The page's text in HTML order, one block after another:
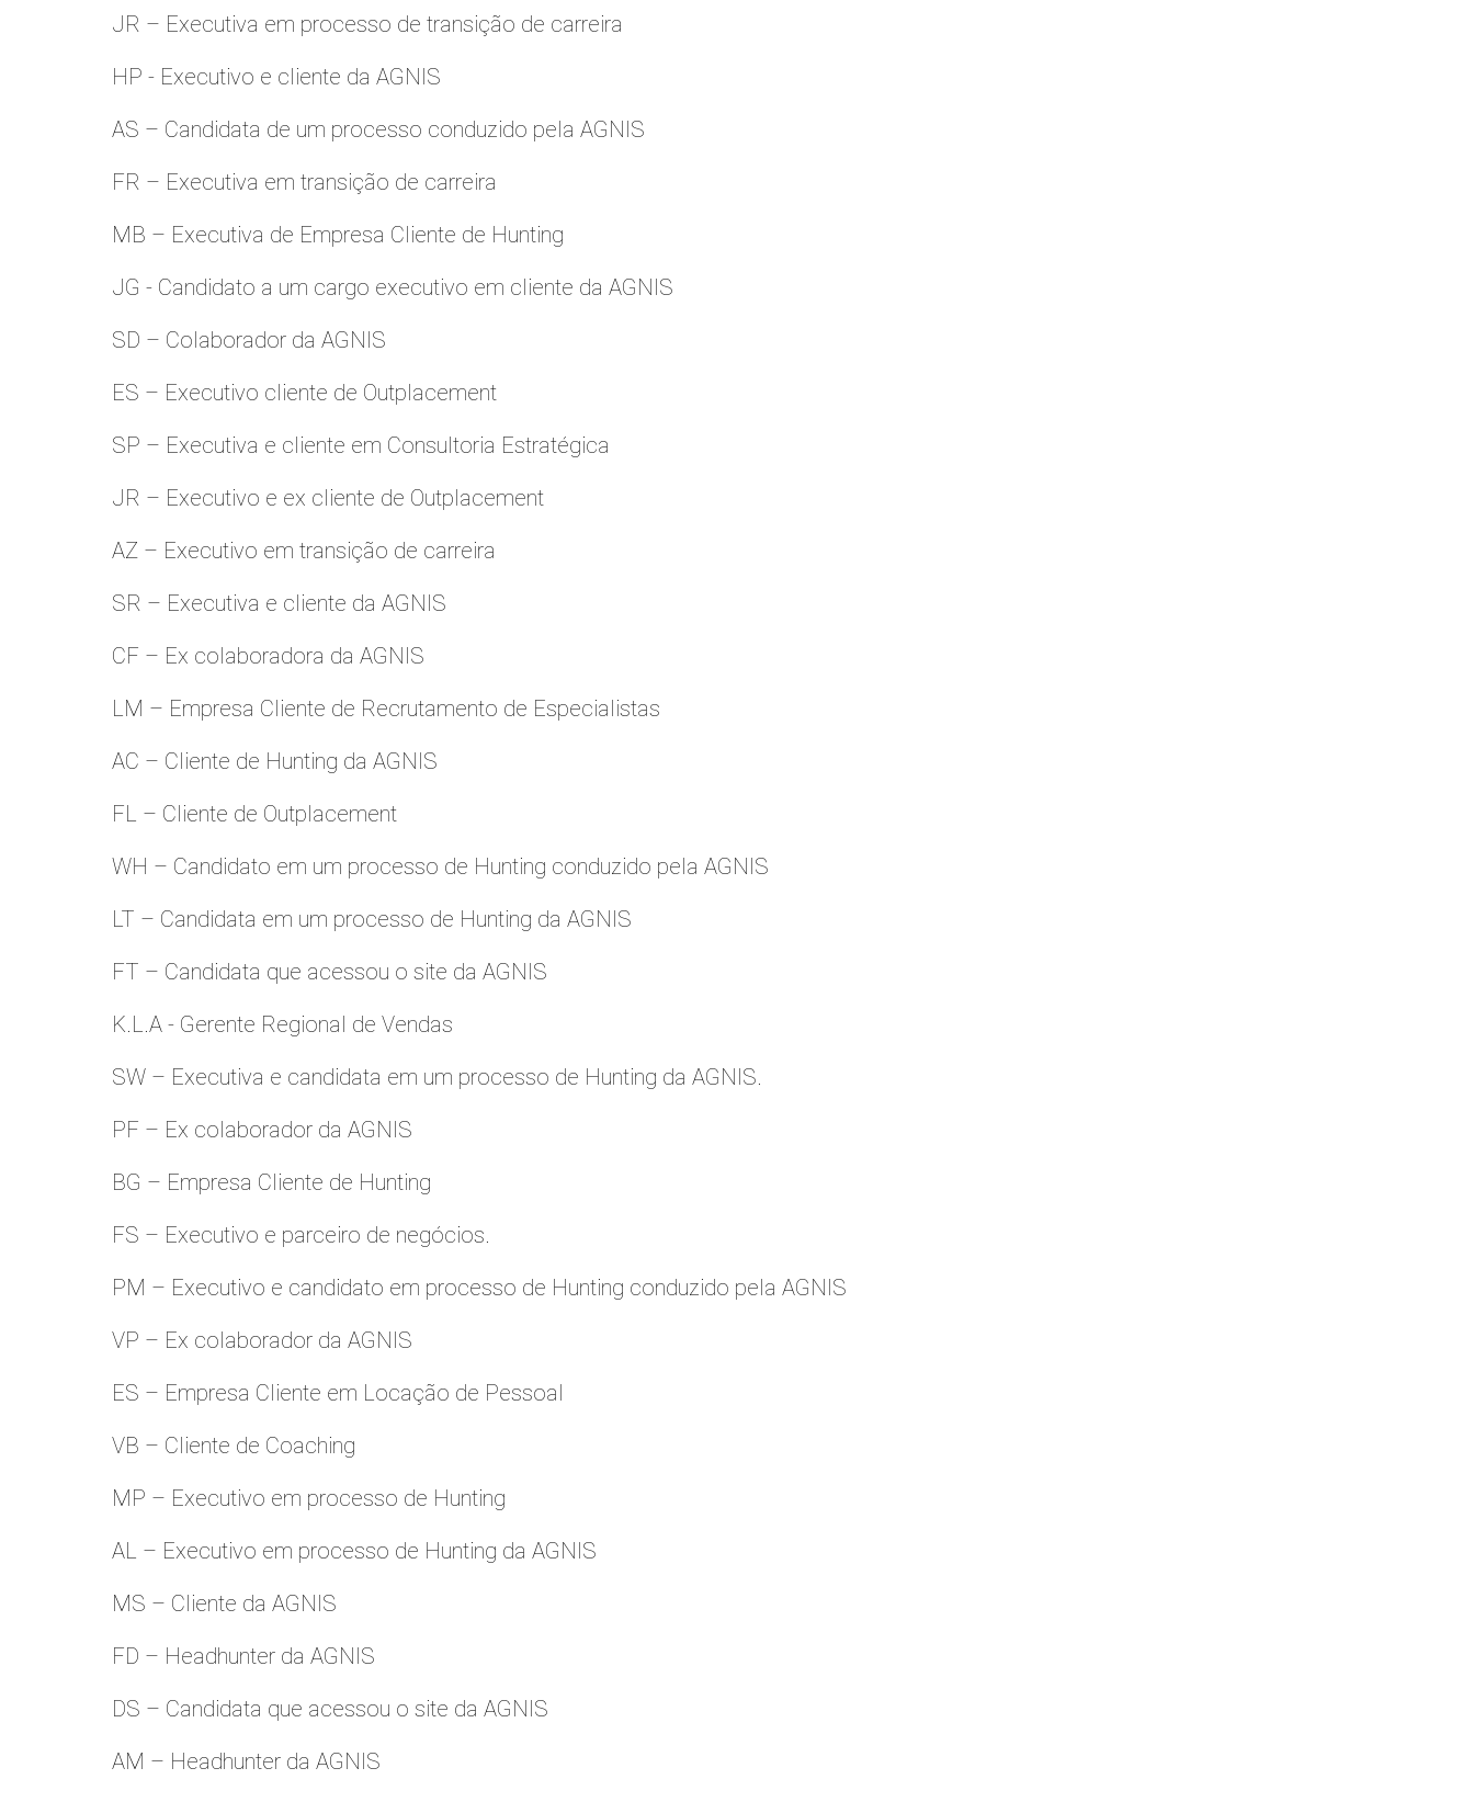
JR – Executiva em processo de transição de carreira
HP - Executivo e cliente da AGNIS
AS – Candidata de um processo conduzido pela AGNIS
FR – Executiva em transição de carreira
MB – Executiva de Empresa Cliente de Hunting
JG - Candidato a um cargo executivo em cliente da AGNIS
SD – Colaborador da AGNIS
ES – Executivo cliente de Outplacement
SP – Executiva e cliente em Consultoria Estratégica
JR – Executivo e ex cliente de Outplacement
AZ – Executivo em transição de carreira
SR – Executiva e cliente da AGNIS
CF – Ex colaboradora da AGNIS
LM – Empresa Cliente de Recrutamento de Especialistas
AC – Cliente de Hunting da AGNIS
FL – Cliente de Outplacement
WH – Candidato em um processo de Hunting conduzido pela AGNIS
LT – Candidata em um processo de Hunting da AGNIS
FT – Candidata que acessou o site da AGNIS
K.L.A - Gerente Regional de Vendas
SW – Executiva e candidata em um processo de Hunting da AGNIS.
PF – Ex colaborador da AGNIS
BG – Empresa Cliente de Hunting
FS – Executivo e parceiro de negócios.
PM – Executivo e candidato em processo de Hunting conduzido pela AGNIS
VP – Ex colaborador da AGNIS
ES – Empresa Cliente em Locação de Pessoal
VB – Cliente de Coaching
MP – Executivo em processo de Hunting
AL – Executivo em processo de Hunting da AGNIS
MS – Cliente da AGNIS
FD – Headhunter da AGNIS
DS – Candidata que acessou o site da AGNIS
AM – Headhunter da AGNIS